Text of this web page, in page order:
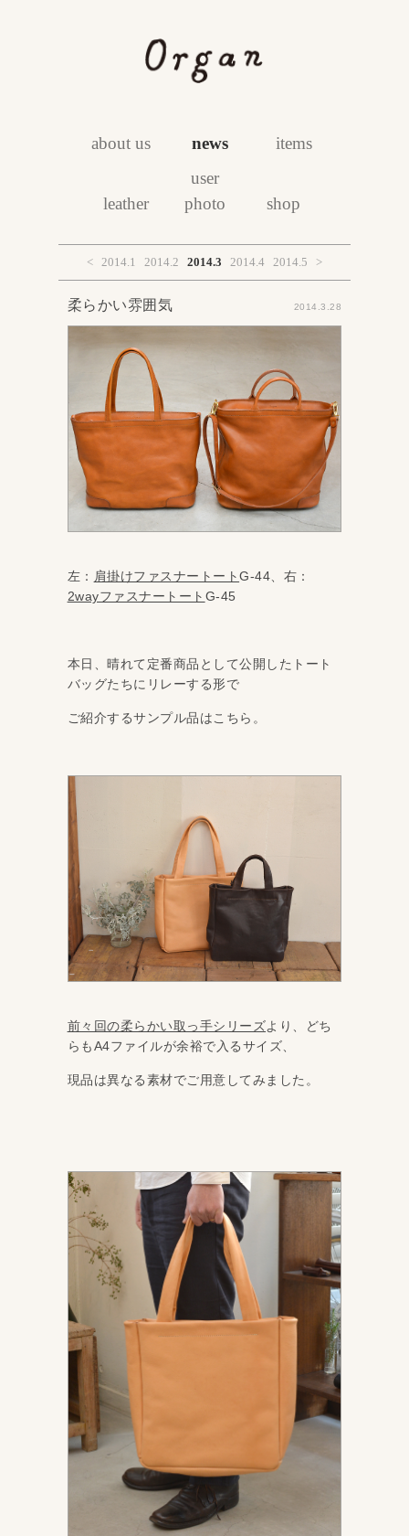
about us news items
leather
user
photo
shop
< 2014.1 2014.2 2014.3 2014.4 2014.5 >
柔らかい雰囲気 2014.3.28
左： 肩掛けファスナートートG-44、右：
2wayファスナートート G-45
本日、晴れて定番商品として公開したトート
バッグたちにリレーする形で
ご紹介するサンプル品はこちら。
前々回の柔らかい取っ手シリーズより、どち
らもA4ファイルが余裕で入るサイズ、
現品は異なる素材でご用意してみました。